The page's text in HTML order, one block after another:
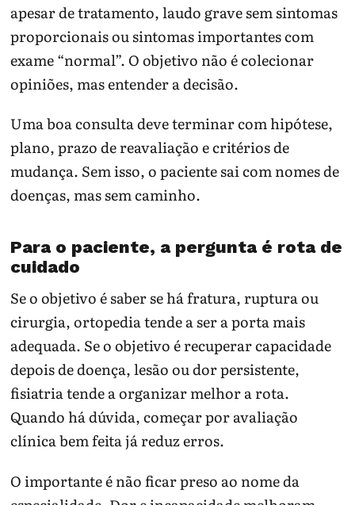
apesar de tratamento, laudo grave sem sintomas
proporcionais ou sintomas importantes com
exame “normal”. O objetivo não é colecionar
opiniões, mas entender a decisão.
Uma boa consulta deve terminar com hipótese,
plano, prazo de reavaliação e critérios de
mudança. Sem isso, o paciente sai com nomes de
doenças, mas sem caminho.
Para o paciente, a pergunta é rota de
cuidado
Se o objetivo é saber se há fratura, ruptura ou
cirurgia, ortopedia tende a ser a porta mais
adequada. Se o objetivo é recuperar capacidade
depois de doença, lesão ou dor persistente,
fisiatria tende a organizar melhor a rota.
Quando há dúvida, começar por avaliação
clínica bem feita já reduz erros.
O importante é não ficar preso ao nome da